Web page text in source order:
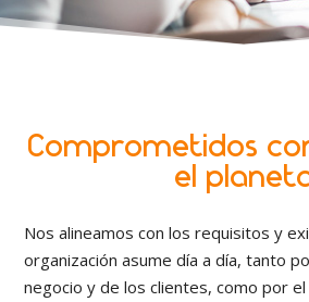
Comprometidos
el
Nos alineamos con los requisitos y
organización asume día a día, tanto
negocio y de los clientes, como por